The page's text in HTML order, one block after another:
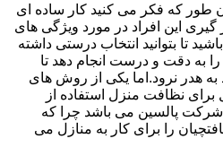
طور که فکر می کنید کار ساده ای
گیری این افراد در مورد ویژگی های
تا بتوانید انتخاب درستی داشته
به دقت و درست انجام دهد تا
به هدر نرود.اما یکی از روش های
نظافت منزل استفاده از
شرکت پالسین می باشد چرا که
را برای کار به منازل می